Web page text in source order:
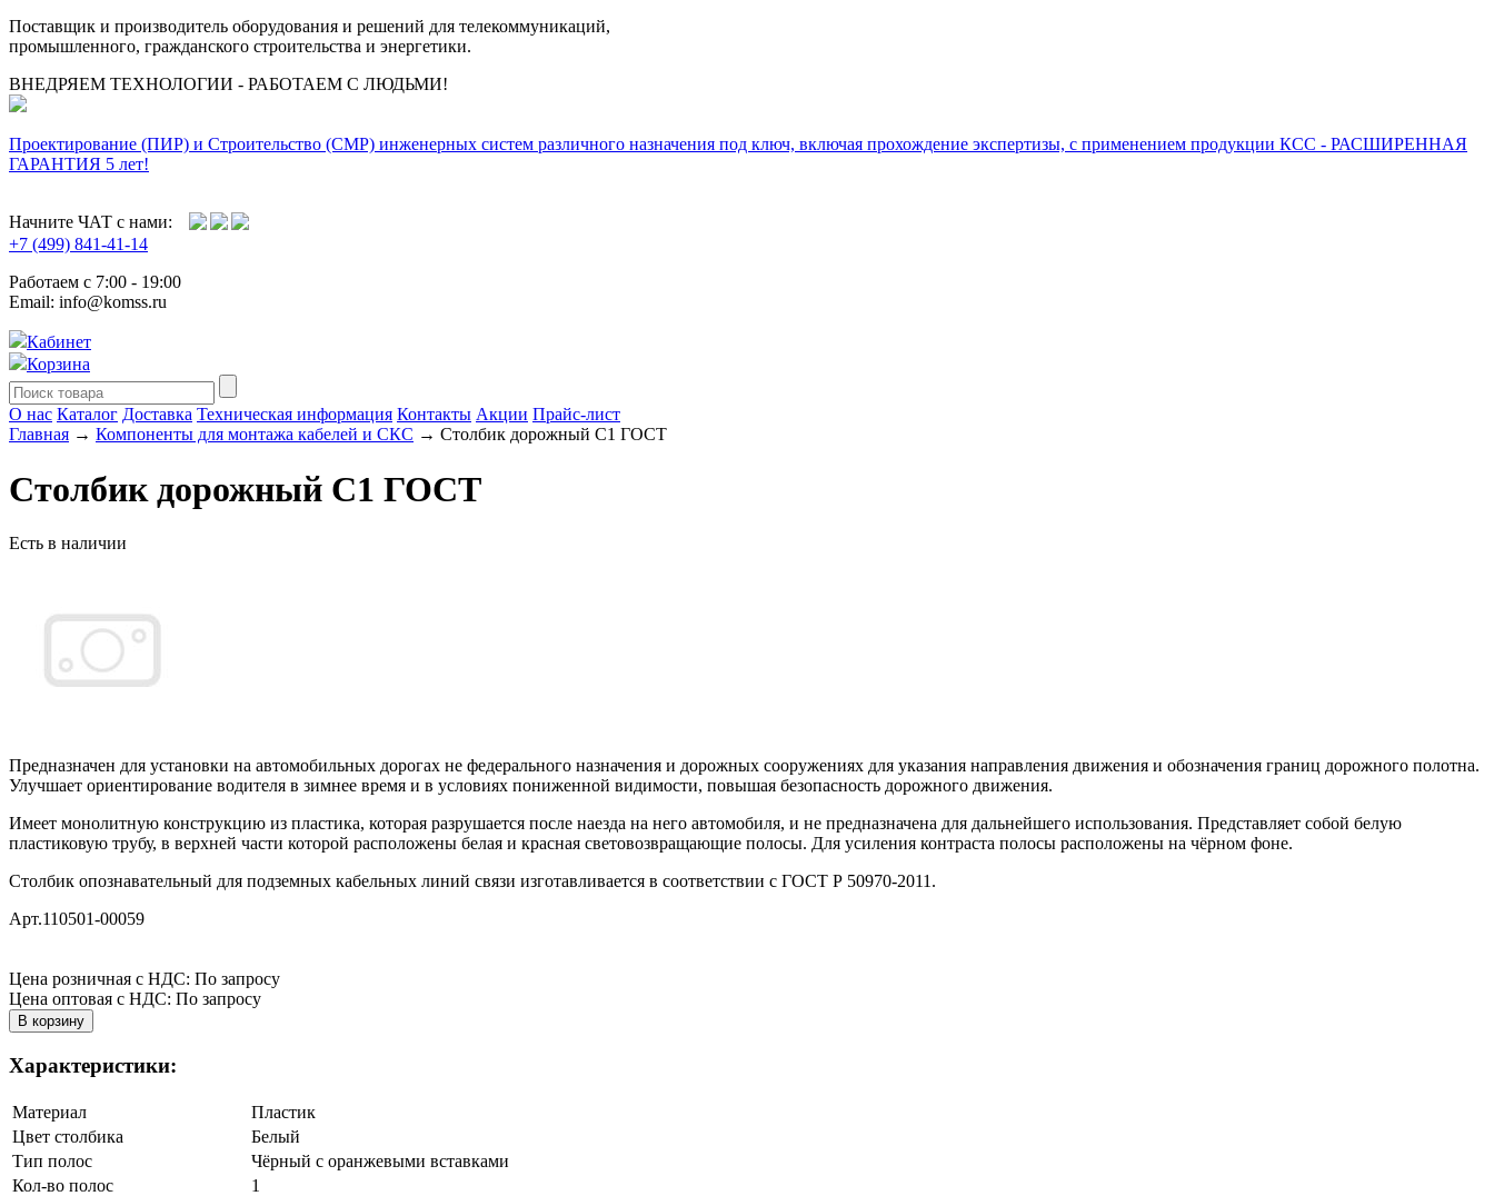
Поставщик и производитель оборудования и решений для телекоммуникаций,
промышленного, гражданского строительства и энергетики.
ВНЕДРЯЕМ ТЕХНОЛОГИИ - РАБОТАЕМ С ЛЮДЬМИ!
Проектирование (ПИР) и Cтроительство (СМР) инженерных систем различного назначения под ключ, включая прохождение экспертизы, с применением продукции КСС - РАСШИРЕННАЯ
ГАРАНТИЯ 5 лет!
Начните ЧАТ с нами:
+7 (499) 841-41-14
Работаем с 7:00 - 19:00
Email: info@komss.ru
Кабинет
Корзина
О нас Каталог Доставка Техническая информация Контакты Акции Прайс-лист
Главная → Компоненты для монтажа кабелей и СКС → Столбик дорожный С1 ГОСТ
Столбик дорожный С1 ГОСТ
Есть в наличии
Предназначен для установки на автомобильных дорогах не федерального назначения и дорожных сооружениях для указания направления движения и обозначения границ дорожного полотна.
Улучшает ориентирование водителя в зимнее время и в условиях пониженной видимости, повышая безопасность дорожного движения.
Имеет монолитную конструкцию из пластика, которая разрушается после наезда на него автомобиля, и не предназначена для дальнейшего использования. Представляет собой белую
пластиковую трубу, в верхней части которой расположены белая и красная световозвращающие полосы. Для усиления контраста полосы расположены на чёрном фоне.
Столбик опознавательный для подземных кабельных линий связи изготавливается в соответствии с ГОСТ Р 50970-2011.
Арт.110501-00059
Цена розничная с НДС: По запросу
Цена оптовая с НДС: По запросу
Характеристики:
Материал
Пластик
Цвет столбика
Белый
Тип полос
Чёрный с оранжевыми вставками
Кол-во полос
1